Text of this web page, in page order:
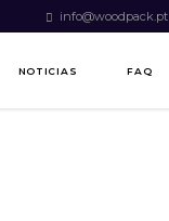
info@woodpack.pt
NOTICIAS FAQ